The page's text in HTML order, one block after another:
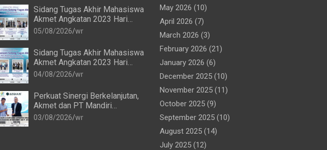
Sidang Tugas Akhir Mahasiswa
Akmet Angkatan 2023 Hari
Keenam Berlangsung Lancar
05/08/2026 wr
Sidang Tugas Akhir Mahasiswa
Akmet Angkatan 2023 Hari
Keempat dan Kelima
04/08/2026 wr
Perkuat Sinergi Berkelanjutan,
Akmet dan PT Mandiri
Transforma Global (MTG)
03/08/2026 wr
May 2026 (10)
April 2026 (7)
March 2026 (3)
February 2026 (21)
January 2026 (6)
December 2025(10)
November 2025(11)
October 2025(9)
September 2025(10)
August 2025(14)
July 2025(12)